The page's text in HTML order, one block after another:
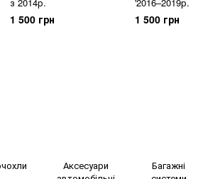
1 500 грн 1 500 грн
Аксесуари
Багажні